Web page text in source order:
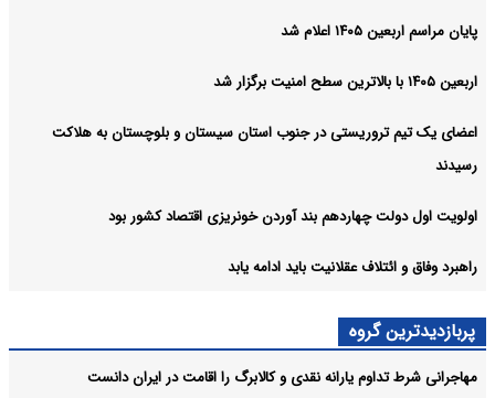
پایان مراسم اربعین ۱۴۰۵ اعلام شد
اربعین ۱۴۰۵ با بالاترین سطح امنیت برگزار شد
اعضای یک تیم تروریستی در جنوب استان سیستان و بلوچستان به هلاکت
رسیدند
اولویت اول دولت چهاردهم بند آوردن خونریزی اقتصاد کشور بود
راهبرد وفاق و ائتلاف عقلانیت باید ادامه یابد
پربازدیدترین گروه
مهاجرانی شرط تداوم یارانه نقدی و کالابرگ را اقامت در ایران دانست